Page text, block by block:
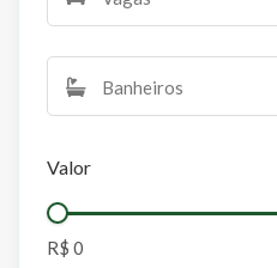
Banheiros
Valor